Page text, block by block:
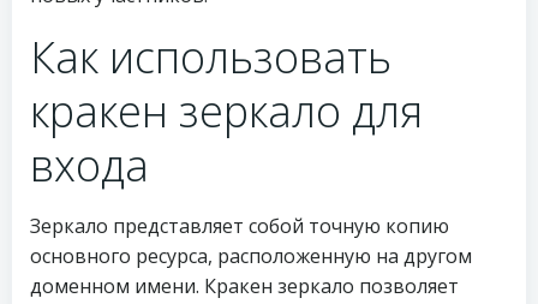
Как использовать
кракен зеркало для
входа
Зеркало представляет собой точную копию
основного ресурса, расположенную на другом
доменном имени. Кракен зеркало позволяет